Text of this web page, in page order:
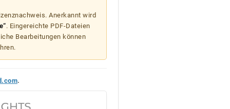
Anerkannt wird
. Eingereichte PDF-Dateien
Bearbeitungen können
.